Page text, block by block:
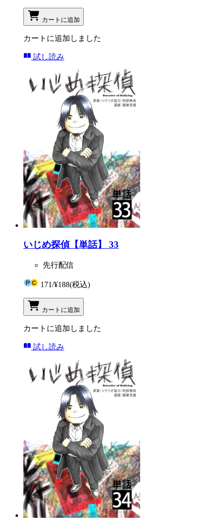
カートに追加
カートに追加しました
試し読み
いじめ探偵【単話】 33
先行配信
171/¥188(税込)
カートに追加
カートに追加しました
試し読み